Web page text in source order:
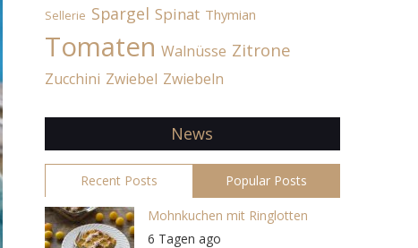
Sellerie Spargel Spinat Thymian
Tomaten Walnüsse Zitrone
Zucchini Zwiebel Zwiebeln
News
Recent Posts Popular Posts
Mohnkuchen mit Ringlotten
6 Tagen ago